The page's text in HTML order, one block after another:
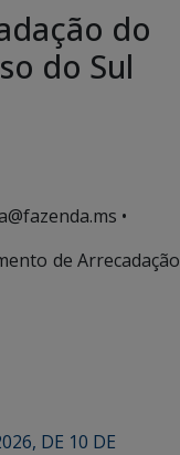
do
do Sul
•
de Arrecadação
DE 10 DE